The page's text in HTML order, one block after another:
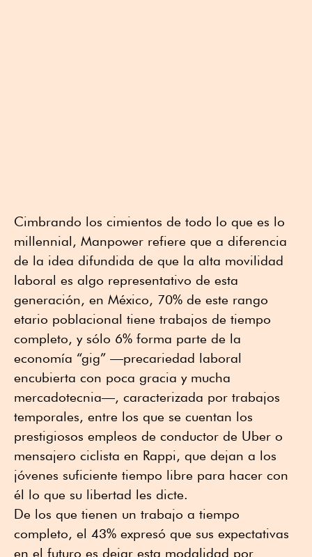
Cimbrando los cimientos de todo lo que es lo
millennial, Manpower refiere que a diferencia
de la idea difundida de que la alta movilidad
laboral es algo representativo de esta
generación, en México, 70% de este rango
etario poblacional tiene trabajos de tiempo
completo, y sólo 6% forma parte de la
economía “gig” —precariedad laboral
encubierta con poca gracia y mucha
mercadotecnia—, caracterizada por trabajos
temporales, entre los que se cuentan los
prestigiosos empleos de conductor de Uber o
mensajero ciclista en Rappi, que dejan a los
jóvenes suficiente tiempo libre para hacer con
él lo que su libertad les dicte.
De los que tienen un trabajo a tiempo
completo, el 43% expresó que sus expectativas
en el futuro es dejar esta modalidad por